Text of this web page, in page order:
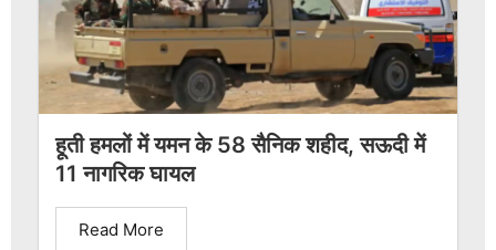
हूती हमलों में यमन के 58 सैनिक शहीद, सऊदी में
11 नागरिक घायल
Read More